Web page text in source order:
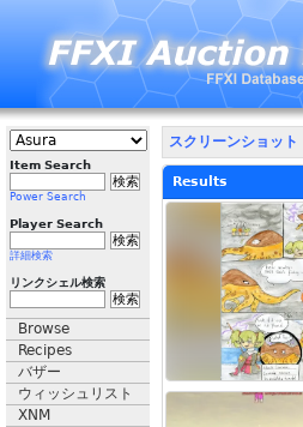
Item Search
Power Search
Player Search
詳細検索
リンクシェル検索
Browse
Recipes
バザー
ウィッシュリスト
XNM
スクリーンショット
Results